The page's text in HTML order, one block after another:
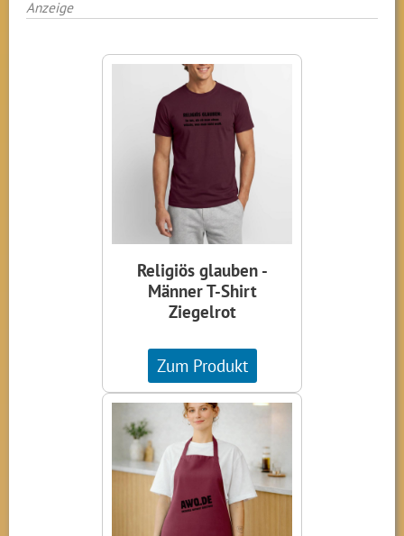
Anzeige
Religiös glauben -
Männer T-Shirt
Ziegelrot
Zum Produkt